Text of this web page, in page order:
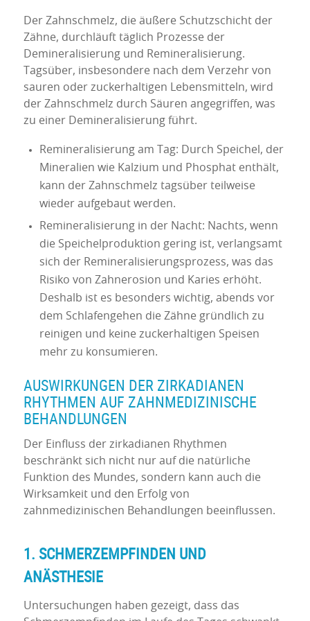
Der Zahnschmelz, die äußere Schutzschicht der
Zähne, durchläuft täglich Prozesse der
Demineralisierung und Remineralisierung.
Tagsüber, insbesondere nach dem Verzehr von
sauren oder zuckerhaltigen Lebensmitteln, wird
der Zahnschmelz durch Säuren angegriffen, was
zu einer Demineralisierung führt.
Remineralisierung am Tag: Durch Speichel, der
Mineralien wie Kalzium und Phosphat enthält,
kann der Zahnschmelz tagsüber teilweise
wieder aufgebaut werden.
Remineralisierung in der Nacht: Nachts, wenn
die Speichelproduktion gering ist, verlangsamt
sich der Remineralisierungsprozess, was das
Risiko von Zahnerosion und Karies erhöht.
Deshalb ist es besonders wichtig, abends vor
dem Schlafengehen die Zähne gründlich zu
reinigen und keine zuckerhaltigen Speisen
mehr zu konsumieren.
AUSWIRKUNGEN DER ZIRKADIANEN
RHYTHMEN AUF ZAHNMEDIZINISCHE
BEHANDLUNGEN
Der Einfluss der zirkadianen Rhythmen
beschränkt sich nicht nur auf die natürliche
Funktion des Mundes, sondern kann auch die
Wirksamkeit und den Erfolg von
zahnmedizinischen Behandlungen beeinflussen.
1. SCHMERZEMPFINDEN UND
ANÄSTHESIE
Untersuchungen haben gezeigt, dass das